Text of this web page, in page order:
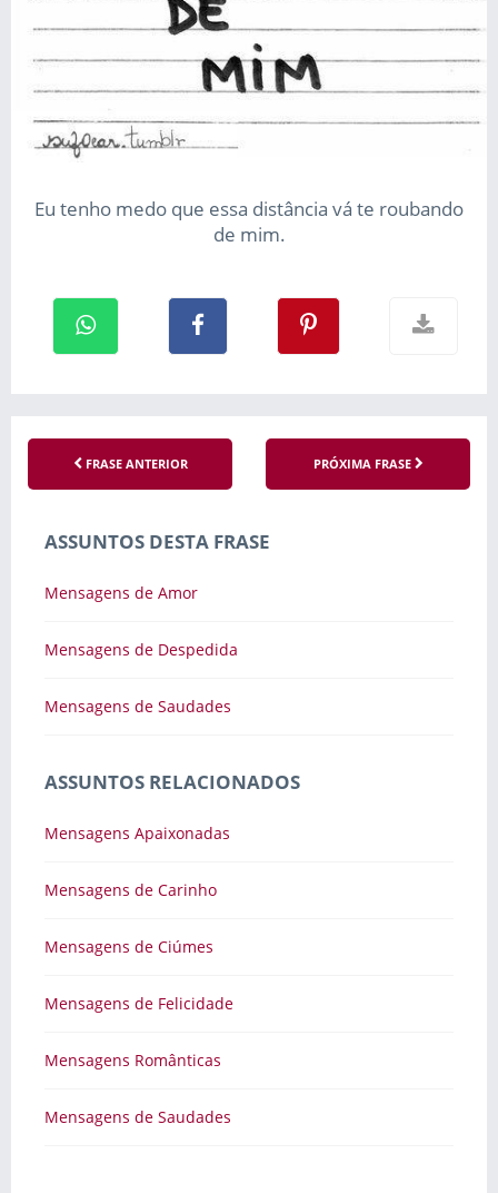
Eu tenho medo que essa distância vá te roubando
de mim.
FRASE ANTERIOR PRÓXIMA FRASE
ASSUNTOS DESTA FRASE
Mensagens de Amor
Mensagens de Despedida
Mensagens de Saudades
ASSUNTOS RELACIONADOS
Mensagens Apaixonadas
Mensagens de Carinho
Mensagens de Ciúmes
Mensagens de Felicidade
Mensagens Românticas
Mensagens de Saudades